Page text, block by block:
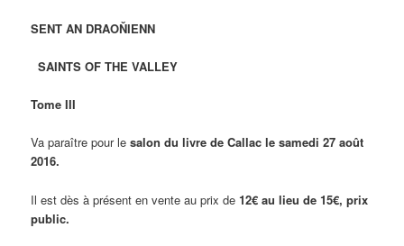
SENT AN DRAOŇIENN
SAINTS OF THE VALLEY
Tome III
Va paraître pour lesalon du livre de Callac le samedi 27 août
2016.
Il est dès à présent en vente au prix de 12€ au lieu de 15€, prix
public.